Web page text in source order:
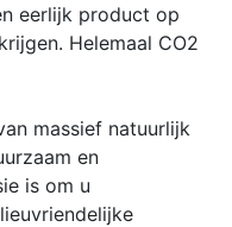
eerlijk product op
Helemaal CO2
massief natuurlijk
en
is om u